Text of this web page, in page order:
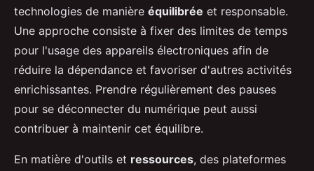
technologies de manière équilibrée et responsable.
Une approche consiste à fixer des limites de temps
pour l'usage des appareils électroniques afin de
réduire la dépendance et favoriser d'autres activités
enrichissantes. Prendre régulièrement des pauses
pour se déconnecter du numérique peut aussi
contribuer à maintenir cet équilibre.
En matière d'outils et ressources, des plateformes